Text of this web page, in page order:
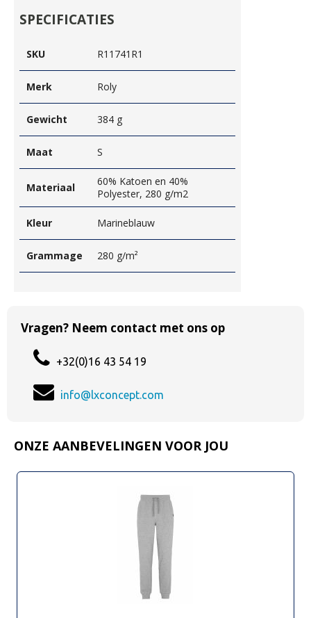
SPECIFICATIES
SKU R11741R1
Merk Roly
Gewicht 384 g
Maat S
Materiaal
60% Katoen en 40%
Polyester, 280 g/m2
Kleur Marineblauw
Grammage 280 g/m²
Vragen? Neem contact met ons op
+32(0)16 43 54 19
info@lxconcept.com
ONZE AANBEVELINGEN VOOR JOU